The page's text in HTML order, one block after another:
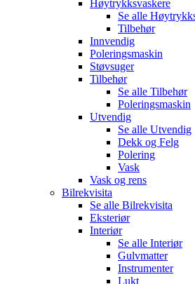
Høytrykksvaskere
Se alle
Tilbehør
Innvendig
Poleringsmaskin
Støvsuger
Tilbehør
Se alle Tilbehør
Poleringsmaskin
Utvendig
Se alle Utvendig
Dekk og Felg
Polering
Vask
Vask og rens
Bilrekvisita
Se alle Bilrekvisita
Eksteriør
Interiør
Se alle Interiør
Gulvmatter
Instrumenter
Lukt